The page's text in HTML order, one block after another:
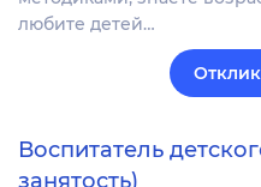
любите детей…
Воспитатель
занятость)